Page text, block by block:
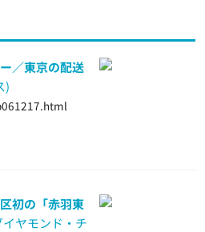
／東京の配送
)
初の「赤羽東
イヤモンド・チ